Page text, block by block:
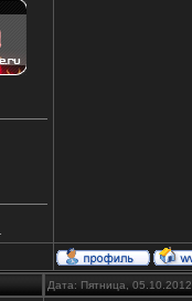
Дата: Пятница,